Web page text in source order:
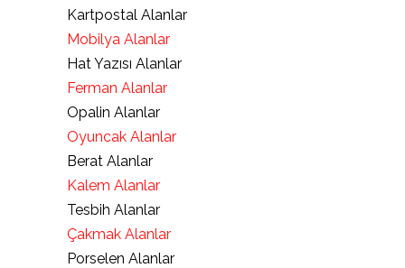
Kartpostal Alanlar
Mobilya Alanlar
Hat Yazısı Alanlar
Ferman Alanlar
Opalin Alanlar
Oyuncak Alanlar
Berat Alanlar
Kalem Alanlar
Tesbih Alanlar
Çakmak Alanlar
Porselen Alanlar